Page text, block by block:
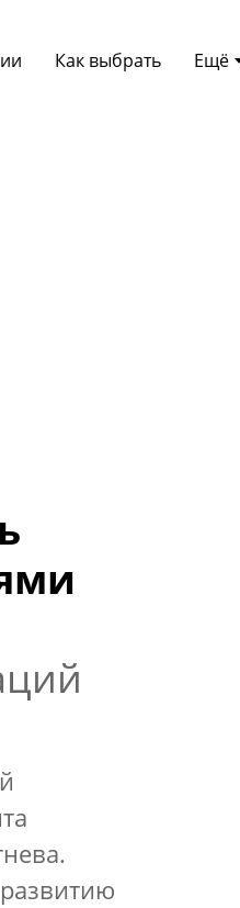
Ещё
Как выбрать